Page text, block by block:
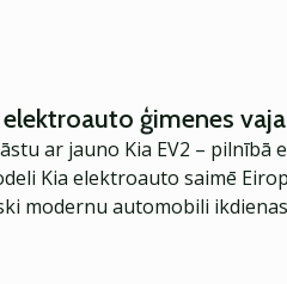
elektroauto ģimenes
ar jauno Kia EV2 – pilnībā
Kia elektroauto saimē
modernu automobili